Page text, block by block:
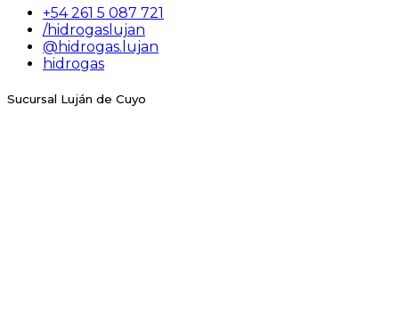
+54 261 5 087 721
/hidrogaslujan
@hidrogas.lujan
hidrogas
Sucursal Luján de Cuyo